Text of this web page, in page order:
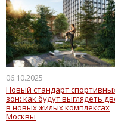
06.10.2025
Новый стандарт
зон: как будут выглядеть
в новых жилых комплексах
Москвы